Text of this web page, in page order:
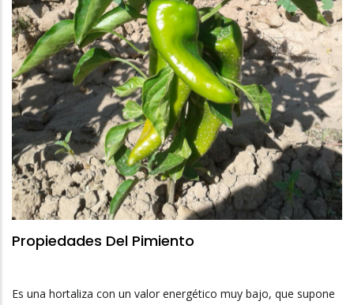
Propiedades Del Pimiento
Es una hortaliza con un valor energético muy bajo, que supone